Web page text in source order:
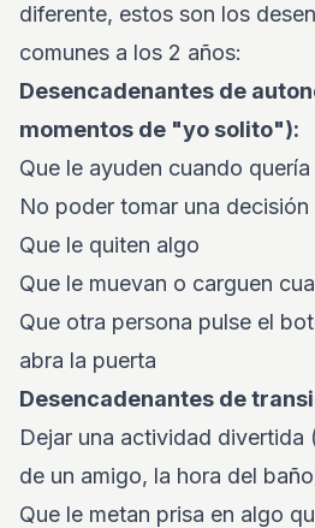
diferente, estos son los
comunes a los 2 años:
Desencadenantes de
momentos de "yo solito"):
Que le ayuden cuando
No poder tomar una decisión
Que le quiten algo
Que le muevan o carguen
Que otra persona pulse el
abra la puerta
Desencadenantes de
Dejar una actividad divertida
de un amigo, la hora del
Que le metan prisa en algo